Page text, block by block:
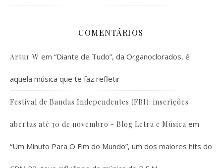
COMENTÁRIOS
Artur W em “Diante de Tudo”, da Organoclorados, é
aquela música que te faz refletir
Festival de Bandas Independentes (FBI): inscrições
abertas até 30 de novembro - Blog Letra e Música em
“Um Minuto Para O Fim do Mundo”, um dos maiores hits do